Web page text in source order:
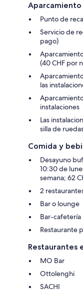
Punto de
Servicio de
pago)
(40 CHF por
las
instalaciones
Las
silla de
Comida y
Desayuno
10:30 de
semana; 62
2
Bar o lounge
Bar-cafetería
Restaurante
Restaurantes
MO Bar
Ottolenghi
SACHI